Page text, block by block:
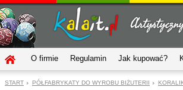
O firmie Regulamin Jak kupować?
START PÓŁFABRYKATY DO WYROBU BIŻUTERII